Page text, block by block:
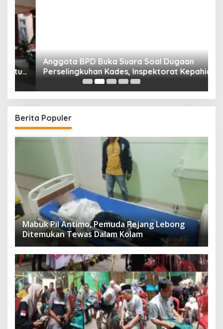
Anggota BPD Buka Suara Soal Dugaan
Perselingkuhan Kades, Inspektorat Kepahiang
Pastikan Akan Panggil Kades Suro Muncar
Berita Populer
Mabuk Pil Antimo, Pemuda Rejang Lebong
Ditemukan Tewas Dalam Kolam